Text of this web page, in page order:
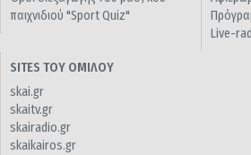
παιχνιδιού "Sport Quiz"
Live-
SITES ΤΟΥ ΟΜΙΛΟΥ
skai.gr
skaitv.gr
skairadio.gr
skaikairos.gr